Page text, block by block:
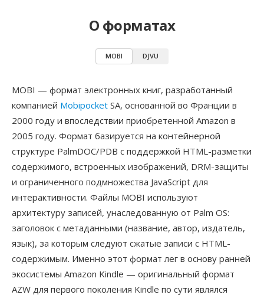
О форматах
MOBI DJVU
MOBI — формат электронных книг, разработанный
компанией Mobipocket SA, основанной во Франции в
2000 году и впоследствии приобретенной Amazon в
2005 году. Формат базируется на контейнерной
структуре PalmDOC/PDB с поддержкой HTML-разметки
содержимого, встроенных изображений, DRM-защиты
и ограниченного подмножества JavaScript для
интерактивности. Файлы MOBI используют
архитектуру записей, унаследованную от Palm OS:
заголовок с метаданными (название, автор, издатель,
язык), за которым следуют сжатые записи с HTML-
содержимым. Именно этот формат лег в основу ранней
экосистемы Amazon Kindle — оригинальный формат
AZW для первого поколения Kindle по сути являлся